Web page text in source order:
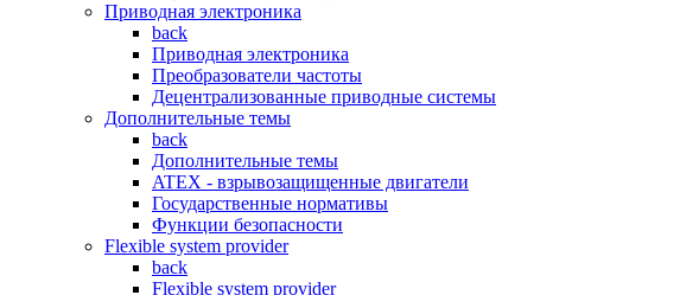
Приводная электроника
back
Приводная электроника
Преобразователи частоты
Децентрализованные приводные системы
Дополнительные темы
back
Дополнительные темы
ATEX - взрывозащищенные двигатели
Государственные нормативы
Функции безопасности
Flexible system provider
back
Flexible system provider